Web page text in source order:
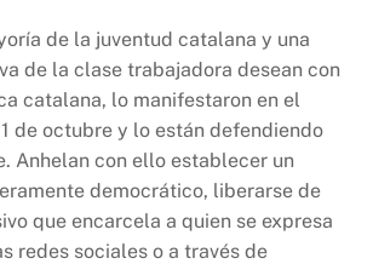
de la juventud catalana y una
de la clase trabajadora desean con
catalana, lo manifestaron en el
de octubre y lo están defendiendo
Anhelan con ello establecer un
democrático, liberarse de
que encarcela a quien se expresa
redes sociales o a través de